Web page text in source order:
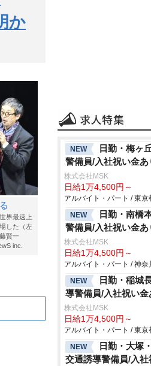
か
界最速上
した（左
賢一
inc.
NEW
日勤・梅ヶ
警備員/入社祝い金
株式会社MSK
日給1万4,500円～
アルバイト・パート / 東京
NEW
日勤・南橋
警備員/入社祝い金
株式会社MSK
日給1万4,500円～
アルバイト・パート / 神奈
NEW
日勤・稲城
導警備員/入社祝い
株式会社MSK
日給1万4,500円～
アルバイト・パート / 東京
NEW
日勤・大塚
交通誘導警備員/入社